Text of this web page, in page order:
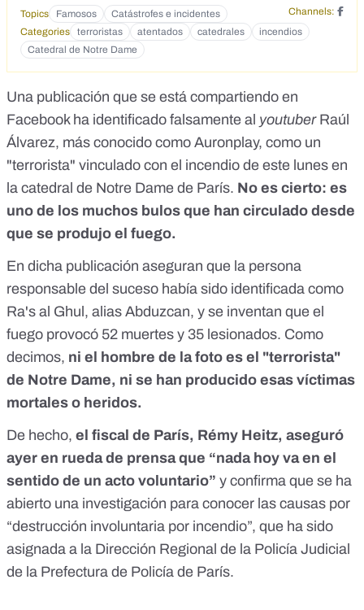
asesino de Al Qaeda, por favor, difundir.
Topics Famosos Catástrofes e incidentes
Channels:
Categories
terroristas atentados catedrales
incendios
Catedral de Notre Dame
Una publicación que se está compartiendo en
Facebook ha identificado falsamente al youtuberRaúl
Álvarez, más conocido como Auronplay, como un
"terrorista" vinculado con el incendio de este lunes en
la catedral de Notre Dame de París. No es cierto: es
uno de los muchos bulos que han circulado desde
que se produjo el fuego.
En dicha publicación aseguran que la persona
responsable del suceso había sido identificada como
Ra's al Ghul, alias Abduzcan, y se inventan que el
fuego provocó 52 muertes y 35 lesionados. Como
decimos, ni el hombre de la foto es el "terrorista"
de Notre Dame, ni se han producido esas víctimas
mortales o heridos.
De hecho, el fiscal de París, Rémy Heitz, aseguró
ayer en rueda de prensaque “nada hoy va en el
sentido de un acto voluntario” y confirma que se ha
abierto una investigación para conocer las causas por
“destrucción involuntaria por incendio”, que ha sido
asignada a la Dirección Regional de la Policía Judicial
de la Prefectura de Policía de París.